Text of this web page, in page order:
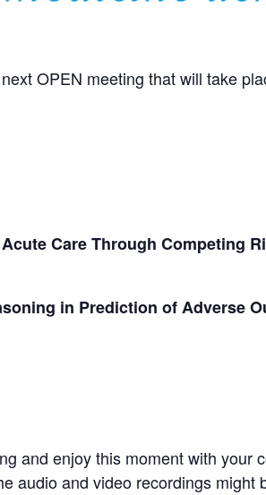
OPEN meeting that will take
Care Through Competing
in Prediction of Adverse
and enjoy this moment with your
audio and video recordings